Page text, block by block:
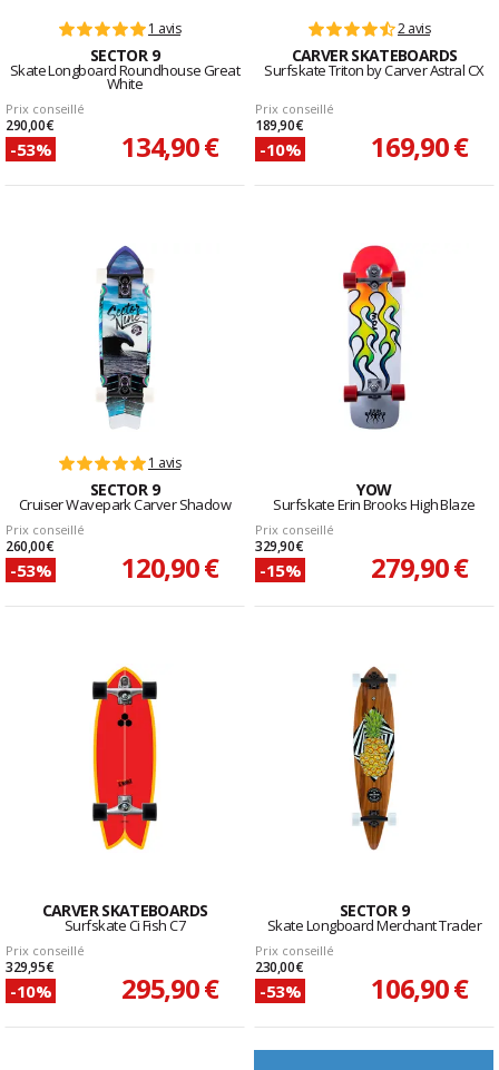
1 avis
SECTOR 9
Skate Longboard Roundhouse Great
White
Prix conseillé
290,00 €
-53% 134,90 €
2 avis
CARVER SKATEBOARDS
Surfskate Triton by Carver Astral CX
Prix conseillé
189,90 €
-10% 169,90 €
1 avis
SECTOR 9
Cruiser Wavepark Carver Shadow
Prix conseillé
260,00 €
-53% 120,90 €
YOW
Surfskate Erin Brooks High Blaze
Prix conseillé
329,90 €
-15% 279,90 €
CARVER SKATEBOARDS
Surfskate Ci Fish C7
Prix conseillé
329,95 €
-10% 295,90 €
SECTOR 9
Skate Longboard Merchant Trader
Prix conseillé
230,00 €
-53% 106,90 €